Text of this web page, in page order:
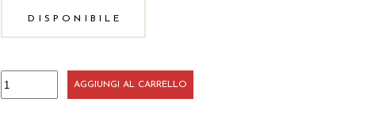
DISPONIBILE
Morte
al
AGGIUNGI AL CARRELLO